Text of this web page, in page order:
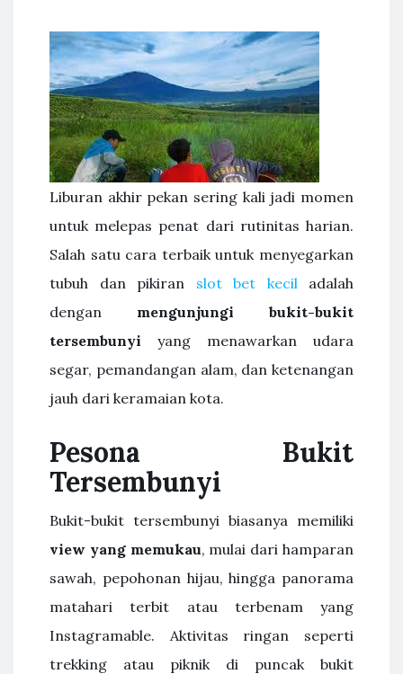
Liburan akhir pekan sering kali jadi momen
untuk melepas penat dari rutinitas harian.
Salah satu cara terbaik untuk menyegarkan
tubuh dan pikiran slot bet keciladalah
dengan mengunjungi bukit-bukit
tersembunyi yang menawarkan udara
segar, pemandangan alam, dan ketenangan
jauh dari keramaian kota.
Pesona Bukit
Tersembunyi
Bukit-bukit tersembunyi biasanya memiliki
view yang memukau, mulai dari hamparan
sawah, pepohonan hijau, hingga panorama
matahari terbit atau terbenam yang
Instagramable. Aktivitas ringan seperti
trekking atau piknik di puncak bukit